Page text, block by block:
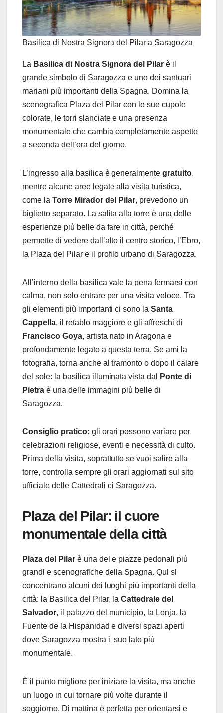
Basilica di Nostra Signora del Pilar a Saragozza
La Basilica di Nostra Signora del Pilar è il
grande simbolo di Saragozza e uno dei santuari
mariani più importanti della Spagna. Domina la
scenografica Plaza del Pilar con le sue cupole
colorate, le torri slanciate e una presenza
monumentale che cambia completamente aspetto
a seconda dell’ora del giorno.
L’ingresso alla basilica è generalmente gratuito,
mentre alcune aree legate alla visita turistica,
come la Torre Mirador del Pilar, prevedono un
biglietto separato. La salita alla torre è una delle
esperienze più belle da fare in città, perché
permette di vedere dall’alto il centro storico, l’Ebro,
la Plaza del Pilar e il profilo urbano di Saragozza.
All’interno della basilica vale la pena fermarsi con
calma, non solo entrare per una visita veloce. Tra
gli elementi più importanti ci sono la Santa
Cappella, il retablo maggiore e gli affreschi di
Francisco Goya, artista nato in Aragona e
profondamente legato a questa terra. Se ami la
fotografia, torna anche al tramonto o dopo il calare
del sole: la basilica illuminata vista dal
Ponte di
Pietra è una delle immagini più belle di
Saragozza.
Consiglio pratico: gli orari possono variare per
celebrazioni religiose, eventi e necessità di culto.
Prima della visita, soprattutto se vuoi salire alla
torre, controlla sempre gli orari aggiornati sul sito
ufficiale delle Cattedrali di Saragozza.
Plaza del Pilar: il cuore
monumentale della città
Plaza del Pilar è una delle piazze pedonali più
grandi e scenografiche della Spagna. Qui si
concentrano alcuni dei luoghi più importanti della
città: la Basilica del Pilar, la Cattedrale del
Salvador, il palazzo del municipio, la Lonja, la
Fuente de la Hispanidad e diversi spazi aperti
dove Saragozza mostra il suo lato più
monumentale.
È il punto migliore per iniziare la visita, ma anche
un luogo in cui tornare più volte durante il
soggiorno. Di mattina è perfetta per orientarsi e